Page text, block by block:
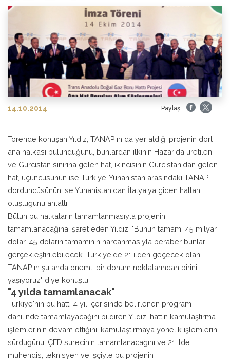
14.10.2014 Paylaş
Törende konuşan Yıldız, TANAP'ın da yer aldığı projenin dört
ana halkası bulunduğunu, bunlardan ilkinin Hazar'da üretilen
ve Gürcistan sınırına gelen hat, ikincisinin Gürcistan'dan gelen
hat, üçüncüsünün ise Türkiye-Yunanistan arasındaki TANAP,
dördüncüsünün ise Yunanistan'dan İtalya'ya giden hattan
oluştuğunu anlattı.
Bütün bu halkaların tamamlanmasıyla projenin
tamamlanacağına işaret eden Yıldız, "Bunun tamamı 45 milyar
dolar. 45 doların tamamının harcanmasıyla beraber bunlar
gerçekleştirilebilecek. Türkiye'de 21 ilden geçecek olan
TANAP'ın şu anda önemli bir dönüm noktalarından birini
yaşıyoruz" diye konuştu.
"4 yılda tamamlanacak"
Türkiye'nin bu hattı 4 yıl içerisinde belirlenen program
dahilinde tamamlayacağını bildiren Yıldız, hattın kamulaştırma
işlemlerinin devam ettiğini, kamulaştırmaya yönelik işlemlerin
sürdüğünü, ÇED sürecinin tamamlanacağını ve 21 ilde
mühendis, teknisyen ve işçiyle bu projenin